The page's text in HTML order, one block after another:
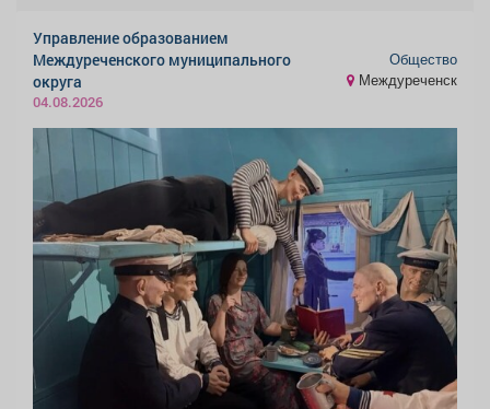
Управление образованием
Междуреченского муниципального
округа
04.08.2026
Общество
Междуреченск